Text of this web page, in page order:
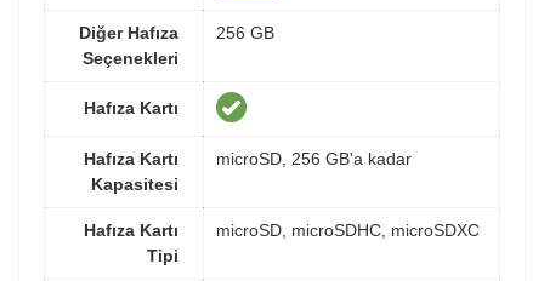
Diğer Hafıza
Seçenekleri
256 GB
Hafıza Kartı
Hafıza Kartı
Kapasitesi
microSD, 256 GB'a kadar
Hafıza Kartı
Tipi
microSD, microSDHC, microSDXC